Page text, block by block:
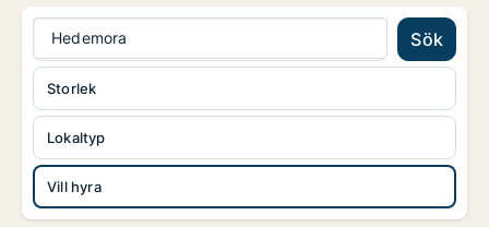
Hedemora Sök
Lokaltyp
Vill hyra
Storlek